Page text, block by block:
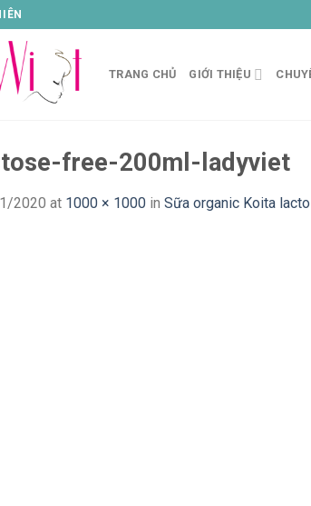
TRANG CHỦ GIỚI THIỆU
free-200ml-ladyviet
2020 at 1000 × 1000 in Sữa organic Koita